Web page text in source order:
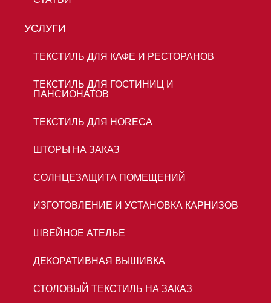
УСЛУГИ
ТЕКСТИЛЬ ДЛЯ КАФЕ И РЕСТОРАНОВ
ТЕКСТИЛЬ ДЛЯ ГОСТИНИЦ И
ПАНСИОНАТОВ
ТЕКСТИЛЬ ДЛЯ HORECA
ШТОРЫ НА ЗАКАЗ
СОЛНЦЕЗАЩИТА ПОМЕЩЕНИЙ
ИЗГОТОВЛЕНИЕ И УСТАНОВКА КАРНИЗОВ
ШВЕЙНОЕ АТЕЛЬЕ
ДЕКОРАТИВНАЯ ВЫШИВКА
СТОЛОВЫЙ ТЕКСТИЛЬ НА ЗАКАЗ